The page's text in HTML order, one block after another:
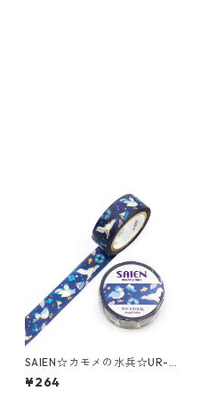
SAIEN☆カモメの水兵☆UR-0
285☆マスキングテープ
¥264